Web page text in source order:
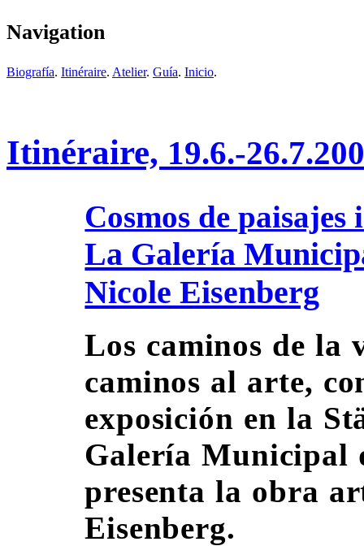
Navigation
Biografía. Itinéraire. Atelier. Guía. Inicio.
Itinéraire, 19.6.-
Cosmos de paisajes
La Galería
Nicole Eisenberg
Los caminos de la
caminos al arte,
exposición en la
Galería Municipal
presenta la obra
Eisenberg.